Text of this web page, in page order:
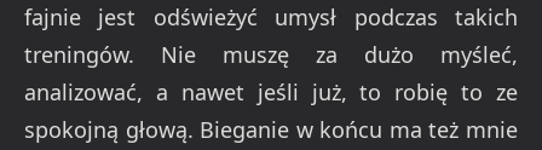
fajnie jest odświeżyć umysł podczas takich
treningów. Nie muszę za dużo myśleć,
analizować, a nawet jeśli już, to robię to ze
spokojną głową. Bieganie w końcu ma też mnie